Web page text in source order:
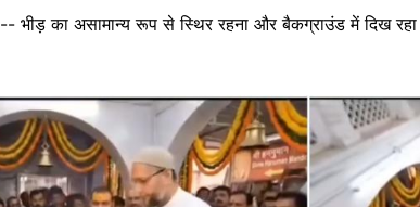
-- भीड़ का असामान्य रूप से स्थिर रहना और बैकग्राउंड में दिख